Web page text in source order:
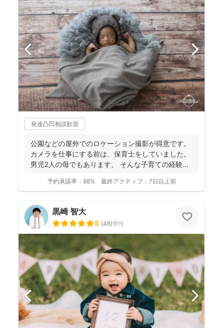
発達凸凹相談歓迎
公園などの屋外でのロケーション撮影が得意です。
カメラを仕事にする前は、保育士をしていました。
男児2人の母でもあります。 そんな子育ての経験を
予約承諾率： 88% 最終アクティブ： 7日以上前
黒崎 智大
5 (46)男性